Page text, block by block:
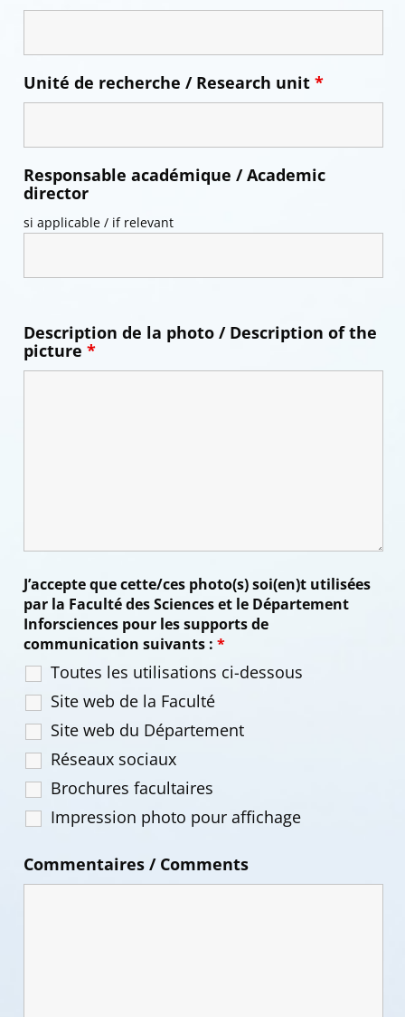
Unité de recherche / Research unit *
Responsable académique / Academic
director
si applicable / if relevant
Description de la photo / Description of the
picture *
J’accepte que cette/ces photo(s) soi(en)t utilisées
par la Faculté des Sciences et le Département
Inforsciences pour les supports de
communication suivants : *
Toutes les utilisations ci-dessous
Site web de la Faculté
Site web du Département
Réseaux sociaux
Brochures facultaires
Impression photo pour affichage
Commentaires / Comments